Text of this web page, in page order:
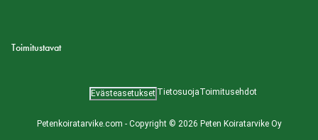
Toimitustavat
Petenkoiratarvike.com - Copyright © 2026 Peten Koiratarvike Oy
Evästeasetukset TietosuojaToimitusehdot